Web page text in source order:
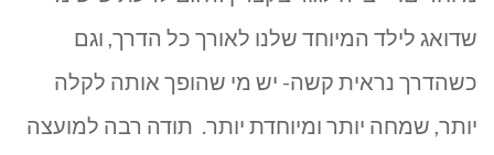
שדואג לילד המיוחד שלנו לאורך כל הדרך, וגם
כשהדרך נראית קשה- יש מי שהופך אותה לקלה
יותר, שמחה יותר ומיוחדת יותר. תודה רבה למועצה